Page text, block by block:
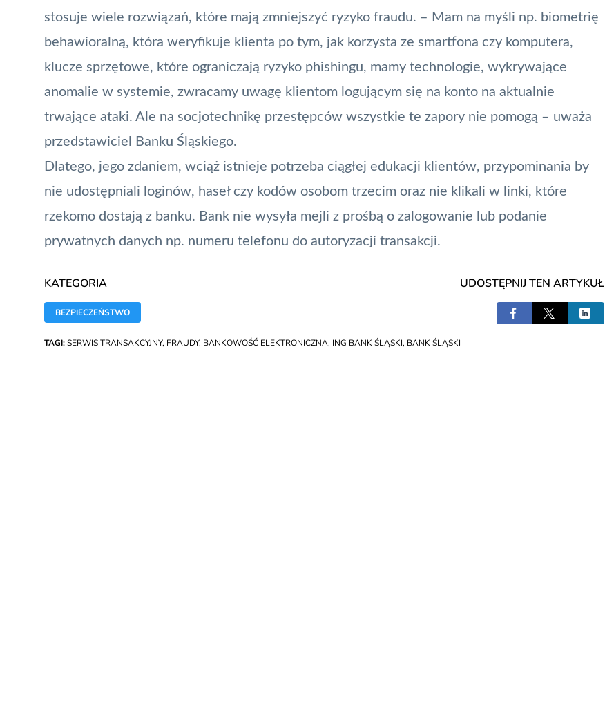
stosuje wiele rozwiązań, które mają zmniejszyć ryzyko fraudu. – Mam na myśli np. biometrię
behawioralną, która weryfikuje klienta po tym, jak korzysta ze smartfona czy komputera,
klucze sprzętowe, które ograniczają ryzyko phishingu, mamy technologie, wykrywające
anomalie w systemie, zwracamy uwagę klientom logującym się na konto na aktualnie
trwające ataki. Ale na socjotechnikę przestępców wszystkie te zapory nie pomogą – uważa
przedstawiciel
Banku Śląskiego.
Dlatego, jego zdaniem, wciąż istnieje potrzeba ciągłej edukacji klientów, przypominania by
nie udostępniali loginów, haseł czy kodów osobom trzecim oraz nie klikali w linki, które
rzekomo dostają z banku. Bank nie wysyła mejli z prośbą o zalogowanie lub podanie
prywatnych danych np. numeru telefonu do autoryzacji transakcji.
KATEGORIA
BEZPIECZEŃSTWO
UDOSTĘPNIJ TEN ARTYKUŁ
TAGI:SERWIS TRANSAKCYJNY, FRAUDY, BANKOWOŚĆ ELEKTRONICZNA, ING BANK ŚLĄSKI, BANK ŚLĄSKI